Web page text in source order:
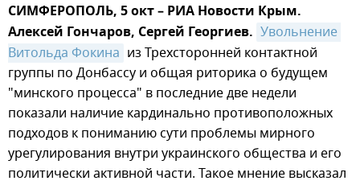
СИМФЕРОПОЛЬ, 5 окт – РИА Новости Крым.
Алексей Гончаров, Сергей Георгиев. Увольнение
Витольда Фокина из Трехсторонней контактной
группы по Донбассу и общая риторика о будущем
"минского процесса" в последние две недели
показали наличие кардинально противоположных
подходов к пониманию сути проблемы мирного
урегулирования внутри украинского общества и его
политически активной части. Такое мнение высказал